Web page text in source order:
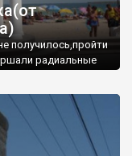
получилось,пройти
радиальные